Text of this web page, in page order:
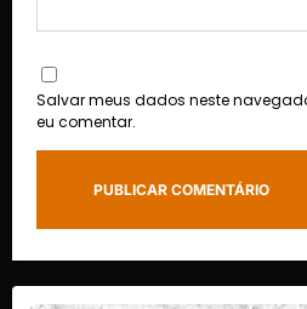
Salvar meus dados neste
eu comentar.